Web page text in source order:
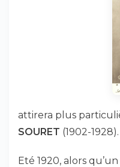
attirera plus
SOURET (1902-1928).
Eté 1920, alors